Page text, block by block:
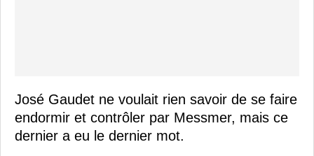
José Gaudet ne voulait rien savoir de se faire
endormir et contrôler par Messmer, mais ce
dernier a eu le dernier mot.